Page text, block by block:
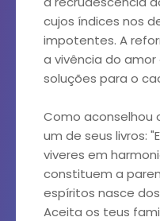
cujos índices nos
impotentes. A
a vivência do
soluções para o
Como aconselhou
um de seus livros:
viveres em
constituem a
espíritos nasce
Aceita os teus